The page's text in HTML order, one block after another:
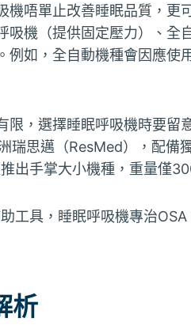
機唔單止改善睡眠品質，更
吸機（提供固定壓力）、全
例如，全自動機種會因應使
限，選擇睡眠呼吸機時要留
瑞思邁（ResMed），配備
出手掌大小機種，重量僅
工具，睡眠呼吸機專治
析